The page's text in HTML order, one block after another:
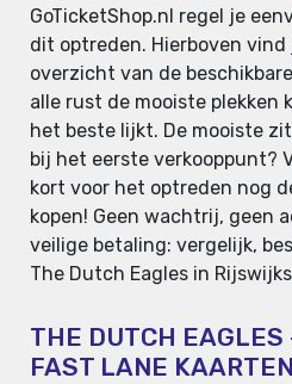
GoTicketShop.nl regel je
dit optreden. Hierboven vind
overzicht van de
alle rust de mooiste plekken
het beste lijkt. De mooiste
bij het eerste verkooppunt?
kort voor het optreden nog
kopen! Geen wachtrij, geen
veilige betaling: vergelijk,
The Dutch Eagles in
THE DUTCH
FAST LANE KAARTEN